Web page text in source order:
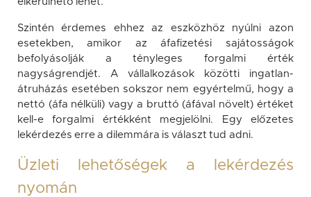
Szintén érdemes ehhez az eszközhöz nyúlni azon
esetekben, amikor az áfafizetési sajátosságok
befolyásolják a tényleges forgalmi érték
nagyságrendjét. A vállalkozások közötti ingatlan-
átruházás esetében sokszor nem egyértelmű, hogy a
nettó (áfa nélküli) vagy a bruttó (áfával növelt) értéket
kell-e forgalmi értékként megjelölni. Egy előzetes
lekérdezés erre a dilemmára is választ tud adni.
Üzleti lehetőségek a lekérdezés
nyomán